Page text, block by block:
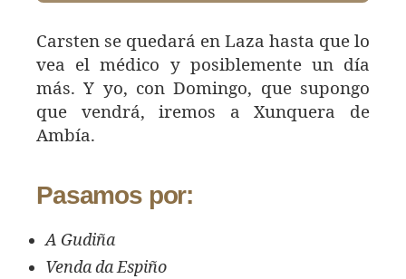
Carsten se quedará en Laza hasta que lo
vea el médico y posiblemente un día
más. Y yo, con Domingo, que supongo
que vendrá, iremos a Xunquera de
Ambía.
Pasamos por:
A Gudiña
Venda da Espiño